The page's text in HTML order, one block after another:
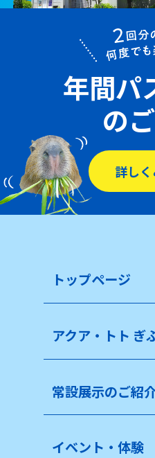
年間パ
の
詳し
トップページ
アクア・トト ぎ
常設展示のご紹
イベント・体験